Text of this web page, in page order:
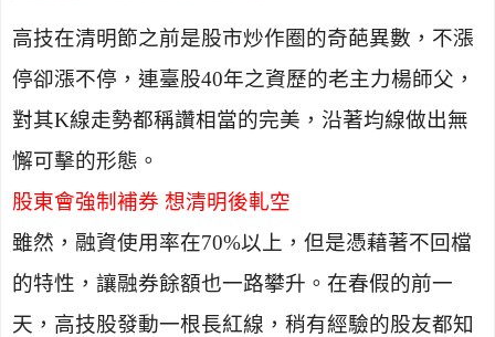
高技在清明節之前是股市炒作圈的奇葩異數，不漲
停卻漲不停，連臺股40年之資歷的老主力楊師父，
對其K線走勢都稱讚相當的完美，沿著均線做出無
懈可擊的形態。
股東會強制補券 想清明後軋空
雖然，融資使用率在70%以上，但是憑藉著不回檔
的特性，讓融券餘額也一路攀升。在春假的前一
天，高技股發動一根長紅線，稍有經驗的股友都知